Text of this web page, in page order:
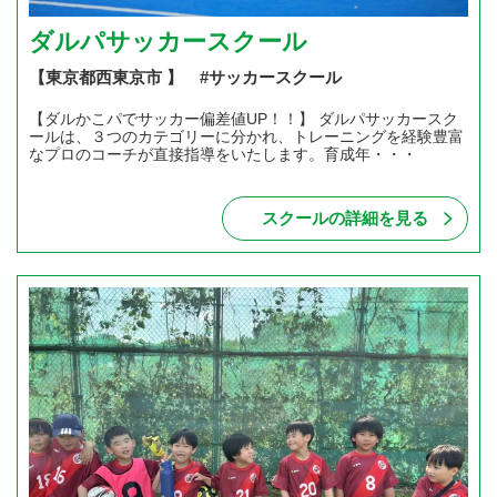
ダルパサッカースクール
【東京都西東京市 】 #サッカースクール
【ダルかこパでサッカー偏差値UP！！】 ダルパサッカースク
ールは、３つのカテゴリーに分かれ、トレーニングを経験豊富
なプロのコーチが直接指導をいたします。育成年・・・
スクールの詳細を見る